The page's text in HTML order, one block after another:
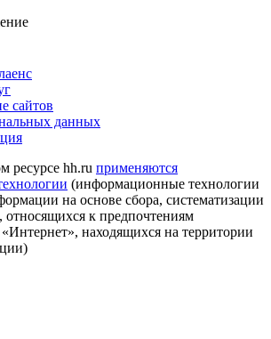
сайтов
данных
ресурсе hh.ru применяются
(информационные технологии
на основе сбора, систематизации
относящихся к предпочтениям
«Интернет», находящихся на территории